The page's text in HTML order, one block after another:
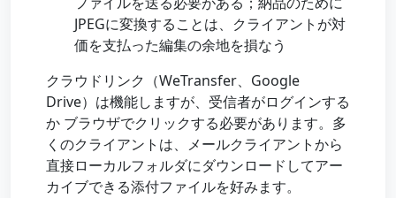
JPEGに変換することは、クライアントが対
価を支払った編集の余地を損なう
クラウドリンク（WeTransfer、Google
Drive）は機能しますが、受信者がログインする
か ブラウザでクリックする必要があります。多
くのクライアントは、メールクライアントから
直接ローカルフォルダにダウンロードしてアー
カイブできる添付ファイルを好みます。